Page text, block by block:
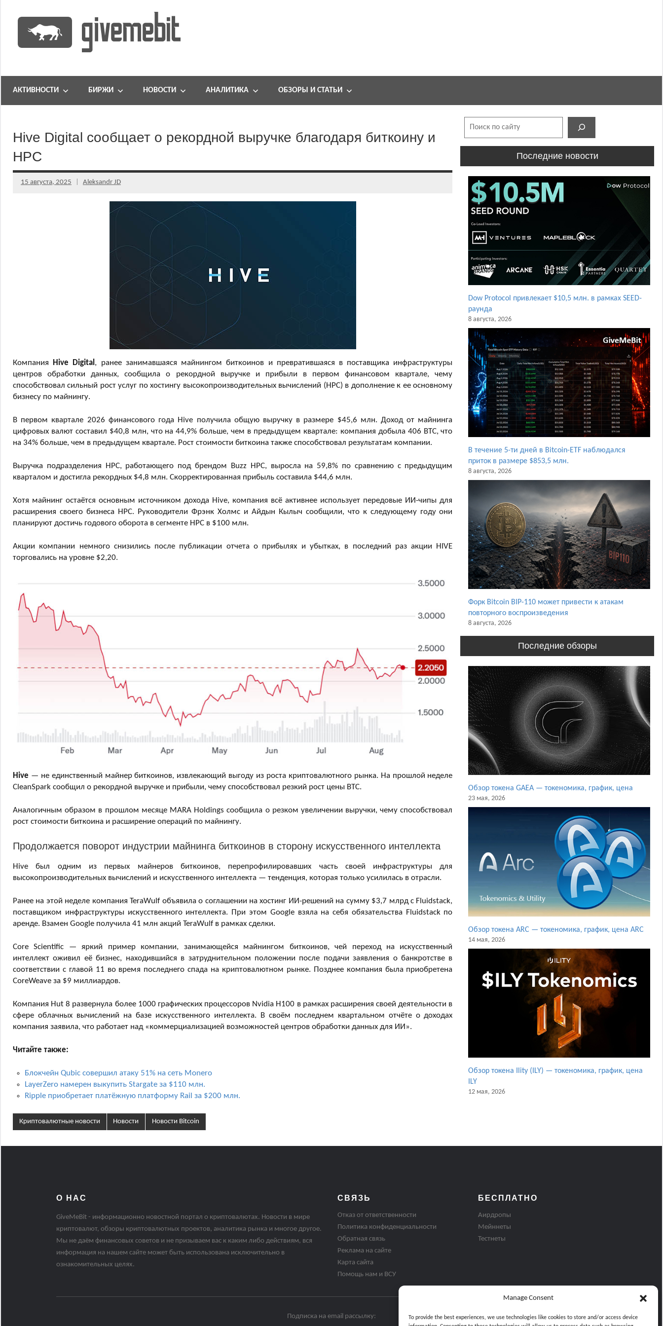
Manage Consent
To provide the best experiences, we use technologies like cookies to store and/or access device
содержимому
GiveMeBit.com
портал
АКТИВНОСТИ БИРЖИ НОВОСТИ АНАЛИТИКА ОБЗОРЫ И СТАТЬИ
Hive Digital сообщает о рекордной выручке благодаря биткоину и
HPC
15 августа, 2025 Aleksandr JD
Компания Hive Digital , ранее занимавшаяся майнингом биткоинов и превратившаяся в поставщика инфраструктуры
центров обработки данных, сообщила о рекордной выручке и прибыли в первом финансовом квартале, чему
способствовал сильный рост услуг по хостингу высокопроизводительных вычислений (HPC) в дополнение к ее основному
бизнесу по майнингу.
В первом квартале 2026 финансового года Hive получила общую выручку в размере $45,6 млн. Доход от майнинга
цифровых валют составил $40,8 млн, что на 44,9% больше, чем в предыдущем квартале: компания добыла 406 BTC, что
на 34% больше, чем в предыдущем квартале. Рост стоимости биткоина также способствовал результатам компании.
Выручка подразделения HPC, работающего под брендом Buzz HPC, выросла на 59,8% по сравнению с предыдущим
кварталом и достигла рекордных $4,8 млн. Скорректированная прибыль составила $44,6 млн.
Хотя майнинг остаётся основным источником дохода Hive, компания всё активнее использует передовые ИИ-чипы для
расширения своего бизнеса HPC. Руководители Фрэнк Холмс и Айдын Кылыч сообщили, что к следующему году они
планируют достичь годового оборота в сегменте HPC в $100 млн.
Акции компании немного снизились после публикации отчета о прибылях и убытках, в последний раз акции HIVE
торговались на уровне $2,20.
Hive — не единственный майнер биткоинов, извлекающий выгоду из роста криптовалютного рынка. На прошлой неделе
CleanSpark сообщил о рекордной выручке и прибыли, чему способствовал резкий рост цены BTC.
Аналогичным образом в прошлом месяце MARA Holdings сообщила о резком увеличении выручки, чему способствовал
рост стоимости биткоина и расширение операций по майнингу.
Продолжается поворот индустрии майнинга биткоинов в сторону искусственного интеллекта
Hive был одним из первых майнеров биткоинов, перепрофилировавших часть своей инфраструктуры для
высокопроизводительных вычислений и искусственного интеллекта — тенденция, которая только усилилась в отрасли.
Ранее на этой неделе компания TeraWulf объявила о соглашении на хостинг ИИ-решений на сумму $3,7 млрд с Fluidstack,
поставщиком инфраструктуры искусственного интеллекта. При этом Google взяла на себя обязательства Fluidstack по
аренде. Взамен Google получила 41 млн акций TeraWulf в рамках сделки.
Core Scientific — яркий пример компании, занимающейся майнингом биткоинов, чей переход на искусственный
интеллект оживил её бизнес, находившийся в затруднительном положении после подачи заявления о банкротстве в
соответствии с главой 11 во время последнего спада на криптовалютном рынке. Позднее компания была приобретена
CoreWeave за $9 миллиардов.
Компания Hut 8 развернула более 1000 графических процессоров Nvidia H100 в рамках расширения своей деятельности в
сфере облачных вычислений на базе искусственного интеллекта. В своём последнем квартальном отчёте о доходах
компания заявила, что работает над «коммерциализацией возможностей центров обработки данных для ИИ».
Читайте также:
Блокчейн Qubic совершил атаку 51% на сеть Monero
LayerZero намерен выкупить Stargate за $110 млн.
Ripple приобретает платёжную платформу Rail за $200 млн.
Криптовалютные новости Новости Новости Bitcoin
Последние новости
Dow Protocol привлекает $10,5 млн. в рамках SEED-
раунда
8 августа, 2026
В течение 5-ти дней в Bitcoin-ETF наблюдался
приток в размере $853,5 млн.
8 августа, 2026
Форк Bitcoin BIP-110 может привести к атакам
повторного воспроизведения
8 августа, 2026
Последние обзоры
Обзор токена GAEA — токеномика, график, цена
23 мая, 2026
Обзор токена ARC — токеномика, график, цена ARC
14 мая, 2026
Обзор токена Ility (ILY) — токеномика, график, цена
ILY
12 мая, 2026
О НАС
GiveMeBit - информационно новостной портал о криптовалютах. Новости в мире
криптовалют, обзоры криптовалютных проектов, аналитика рынка и многое другое.
Мы не даём финансовых советов и не призываем вас к каким либо действиям, вся
информация на нашем сайте может быть использована исключительно в
ознакомительных целях.
СВЯЗЬ
Отказ от ответственности
Политика конфиденциальности
Обратная связь
Реклама на сайте
Карта сайта
Помощь нам и ВСУ
БЕСПЛАТНО
Аирдропы
Мейннеты
Тестнеты
Подписка на email рассылку: